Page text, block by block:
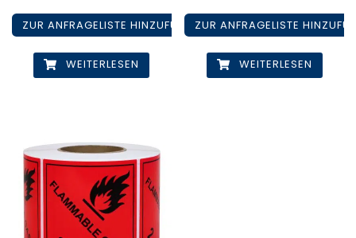
ZUR ANFRAGELISTE HINZUFÜGEN
WEITERLESEN
ZUR ANFRAGELISTE
WEITERLESEN